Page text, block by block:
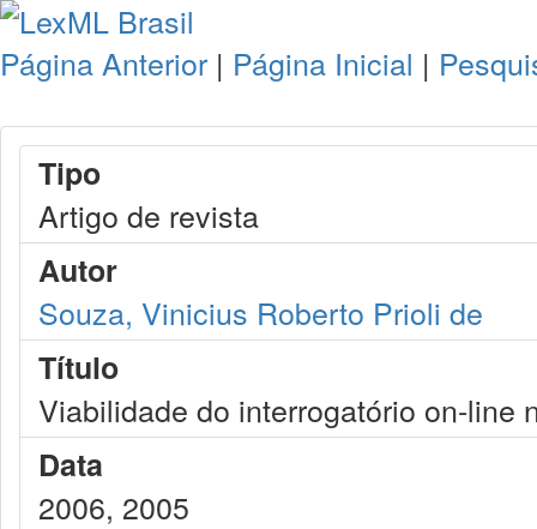
Página Anterior | Página Inicial |
Tipo
Artigo de revista
Autor
Souza, Vinicius Roberto Prioli de
Título
Viabilidade do interrogatório on-line
Data
2006, 2005